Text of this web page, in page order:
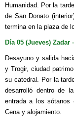
Humanidad. Por la
de San Donato
termina en la plaza de
Día 05 (Jueves)
Desayuno y salida
y Trogir, ciudad
su catedral. Por la
desarrolló dentro de
entrada a los sótanos
Cena y alojamiento.